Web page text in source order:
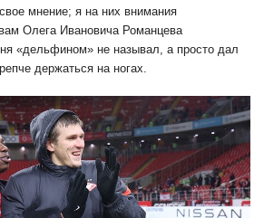
мнение; я на них внимания
Олега Ивановича Романцева
«дельфином» не называл, а просто дал
держаться на ногах.